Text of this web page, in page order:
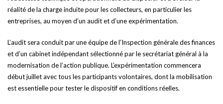
réalité de la charge induite pour les collecteurs, en particulier les
entreprises, au moyen d’un audit et d’une expérimentation.
L’audit sera conduit par une équipe de l’Inspection générale des finances
et d’un cabinet indépendant sélectionné par le secrétariat général à la
modernisation de l’action publique. L’expérimentation commencera
début juillet avec tous les participants volontaires, dont la mobilisation
est essentielle pour tester le dispositif en conditions réelles.